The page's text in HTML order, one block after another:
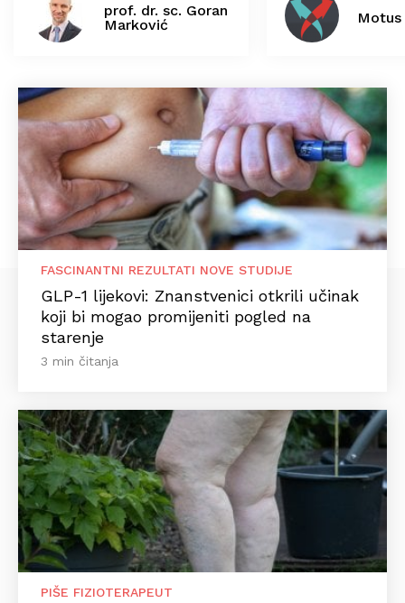
prof. dr. sc. Goran
Marković
FASCINANTNI REZULTATI NOVE STUDIJE
GLP-1 lijekovi: Znanstvenici otkrili učinak
koji bi mogao promijeniti pogled na
starenje
3 min čitanja
PIŠE FIZIOTERAPEUT